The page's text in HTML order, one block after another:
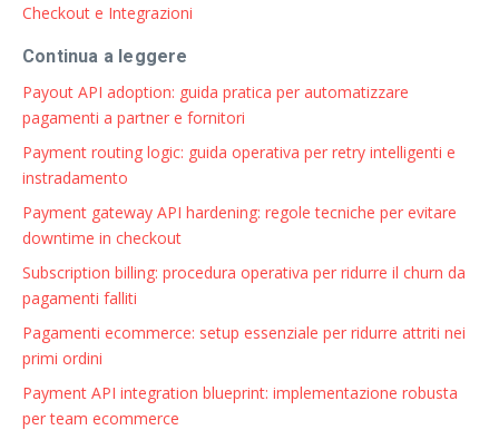
Checkout e Integrazioni
Continua a leggere
Payout API adoption: guida pratica per automatizzare
pagamenti a partner e fornitori
Payment routing logic: guida operativa per retry intelligenti e
instradamento
Payment gateway API hardening: regole tecniche per evitare
downtime in checkout
Subscription billing: procedura operativa per ridurre il churn da
pagamenti falliti
Pagamenti ecommerce: setup essenziale per ridurre attriti nei
primi ordini
Payment API integration blueprint: implementazione robusta
per team ecommerce